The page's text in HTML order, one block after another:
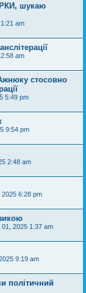
шукаю
1:21 am
am
стосовно
5:49 pm
9:54 pm
2:48 am
6:28 pm
2025 1:37 am
9:19 am
політичний